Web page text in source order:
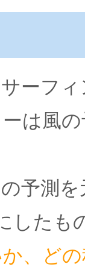
ーフ
は風
予測
したも
、ど